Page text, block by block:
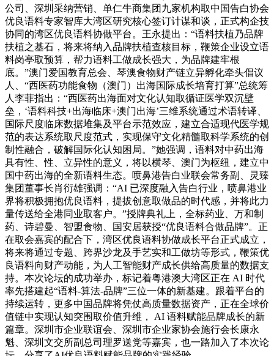
公司、深圳采纳营销、单仁牛商集团九家机构取中国告白协会
优良语料专家智库大湾区研究核心签订计谋和谈，正式构企技
协同的湾区优良语料协做平台。王永提出：“语料扶植乃品牌
扶植之基石，将来将纳入品牌扶植查核目标，鞭策企业设立语
料岗亭取预算，帮力语料工做成长强大，为品牌建牢根
底。”澳门爱国教育总会、琴澳食物财产链立异孵化牵头倡议
人、“西医药功能食物（澳门）出海国际成长培育打算”总统筹
人李菲指出：“西医药出海面对文化认知取循证医学双沉壁
垒，‘语料科技+出海临床+澳门出海’三维系统通过术语转译、
国际尺度临床数据堆集及平台示范效应，建立合适现代医学规
范的表达系统取尺度范式，实现保守文化精髓取科学系统的创
制性融合，破解国际化认知困局。”她强调，语料对中药出海
具有性、性、立异性的意义，将以横琴、澳门为枢纽，建立中
国中药出海的全新语料生态。喷鼻港告白业联会常务副、灵臻
集团董事长肖衍雄强调：“AI 已深度融入告白行业，喷鼻港业
界将积极拥抱优良语料，提拔创意取做品的时代感，并将此力
量传送给全港同业取客户。”授牌典礼上，全标药业、万和制
药、诗碧曼、智盟食物、国安居获授“优良语料合做品牌”。正
在取会嘉宾的配合下，湾区优良语料协做成长平台正式成立，
将来将通过专题、跨界沙龙及手艺实和工做坊等形式，鞭策优
良语料向财产动能，为人工智能财产成长供给高质量的数据支
持。本次论坛的成功举办，标记着粤港澳大湾区正在 AI 时代
率先搭建起“语料-算法-品牌”三位一体的新基建。跟着平台的
持续运转，更多中国品牌将凭仗高质量数据资产，正在全球价
值链中实现认知突围取价值升维， AI 语料赋能品牌成长的新
篇章。深圳市企业联谊会、深圳市企业家协会施行会长康永
魁、深圳文交所副总司理罗送党等嘉宾，也一路加入了本次论